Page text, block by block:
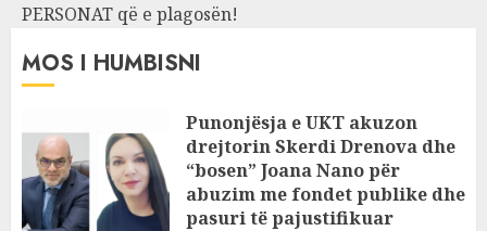
PERSONAT që e plagosën!
MOS I HUMBISNI
Punonjësja e UKT akuzon
drejtorin Skerdi Drenova dhe
“bosen” Joana Nano për
abuzim me fondet publike dhe
pasuri të pajustifikuar